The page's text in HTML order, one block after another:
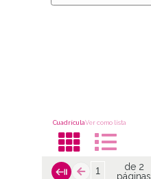
CuadrículaVer como lista
de 2
páginas